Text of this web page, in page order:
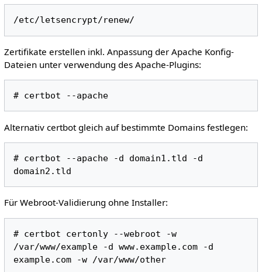
Zertifikate erstellen inkl. Anpassung der Apache Konfig-
Dateien unter verwendung des Apache-Plugins:
Alternativ certbot gleich auf bestimmte Domains festlegen:
# certbot --apache -d domain1.tld -d
Für Webroot-Validierung ohne Installer:
# certbot certonly --webroot -w
/var/www/example -d www.example.com -d